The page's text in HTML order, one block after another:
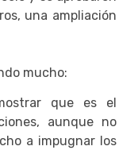
una ampliación
mucho:
que es el
aunque no
a impugnar los